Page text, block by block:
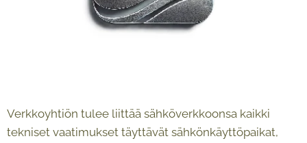
Verkkoyhtiön tulee liittää sähköverkkoonsa kaikki
tekniset vaatimukset täyttävät sähkönkäyttöpaikat,